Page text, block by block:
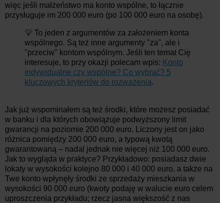
więc jeśli małżeństwo ma konto wspólne, to łącznie
przysługuje im 200 000 euro (po 100 000 euro na osobę).
💡 To jeden z argumentów za założeniem konta
wspólnego. Są też inne argumenty "za", ale i
"przeciw" kontom wspólnym. Jeśli ten temat Cię
interesuje, to przy okazji polecam wpis: Konto
indywidualne czy wspólne? Co wybrać? 5
kluczowych kryteriów do rozważenia.
Jak już wspominałem są też środki, które możesz posiadać
w banku i dla których obowiązuje podwyższony limit
gwarancji na poziomie 200 000 euro. Liczony jest on jako
różnica pomiędzy 200 000 euro, a typową kwotą
gwarantowaną – nadal jednak nie więcej niż 100 000 euro.
Jak to wygląda w praktyce? Przykładowo: posiadasz dwie
lokaty w wysokości kolejno 80 000 i 40 000 euro, a także na
Twe konto wpłynęły środki ze sprzedaży mieszkania w
wysokości 90 000 euro (kwoty podaję w walucie euro celem
uproszczenia przykładu; rzecz jasna większość z nas